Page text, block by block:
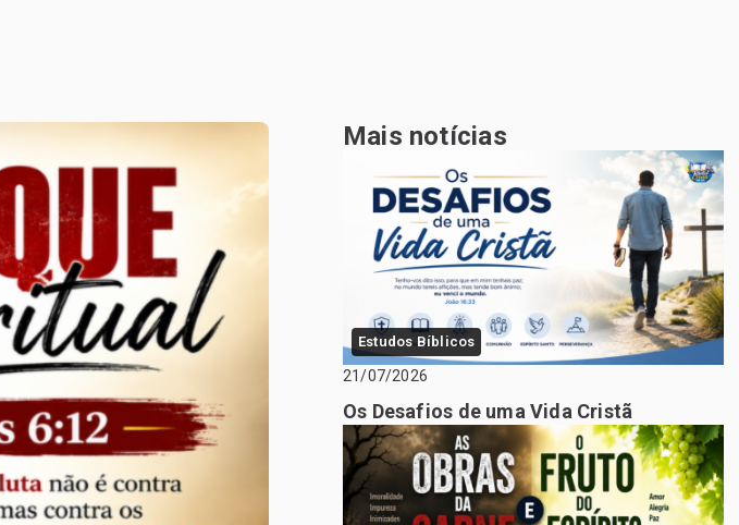
Mais notícias
Estudos Bíblicos
21/07/2026
Os Desafios de uma Vida Cristã